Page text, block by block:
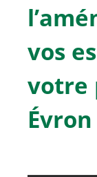
vos
votre
Évron